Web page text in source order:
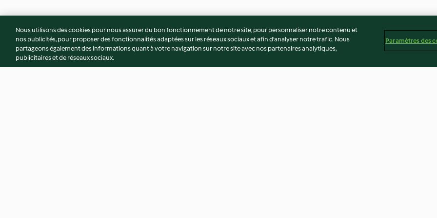
Nous utilisons des cookies pour nous assurer du bon fonctionnement de notre site, pour personnaliser notre contenu et
nos publicités, pour proposer des fonctionnalités adaptées sur les réseaux sociaux et afin d’analyser notre trafic. Nous
partageons également des informations quant à votre navigation sur notre site avec nos partenaires analytiques,
publicitaires et de réseaux sociaux.
Paramètres des